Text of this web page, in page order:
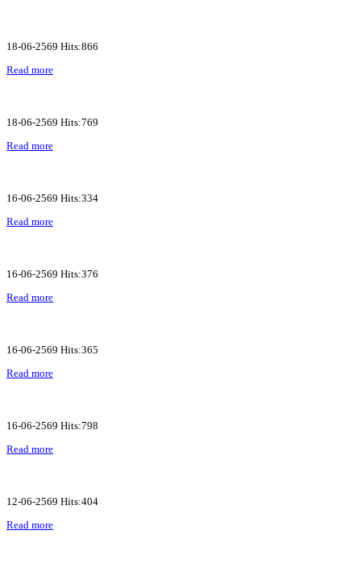
18-06-2569 Hits:866
Read more
18-06-2569 Hits:769
Read more
16-06-2569 Hits:334
Read more
16-06-2569 Hits:376
Read more
16-06-2569 Hits:365
Read more
16-06-2569 Hits:798
Read more
12-06-2569 Hits:404
Read more